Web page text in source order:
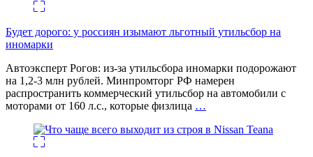
Будет дорого: у россиян изымают льготный утильсбор на
иномарки
Автоэксперт Рогов: из-за утильсбора иномарки подорожают
на 1,2-3 млн рублей. Минпромторг РФ намерен
распространить коммерческий утильсбор на автомобили с
моторами от 160 л.с., которые физлица …